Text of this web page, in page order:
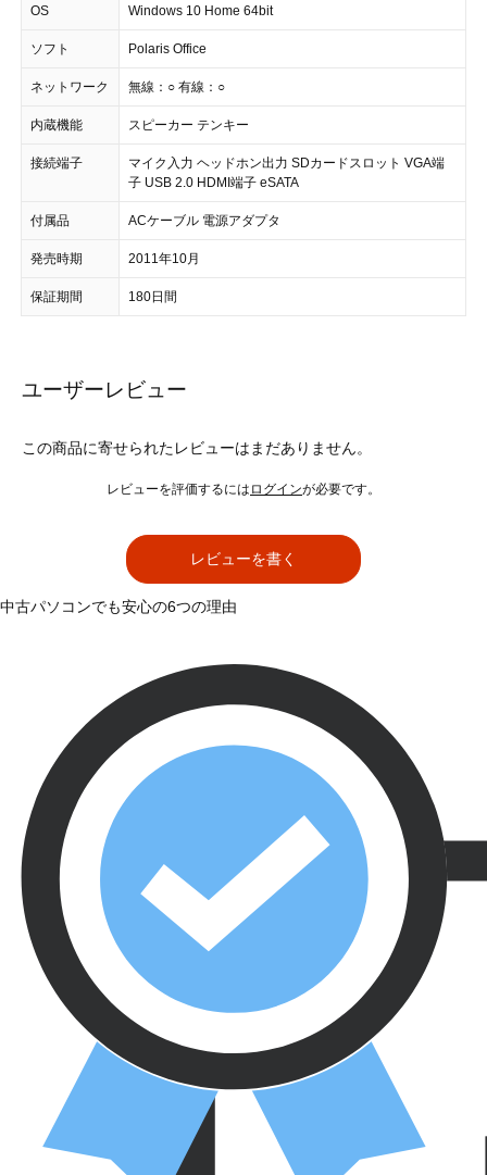
OS Windows 10 Home 64bit
ソフト Polaris Office
ネットワーク 無線：○ 有線：○
内蔵機能 スピーカー テンキー
接続端子
マイク入力 ヘッドホン出力 SDカードスロット VGA端
子 USB 2.0 HDMI端子 eSATA
付属品 ACケーブル 電源アダプタ
発売時期 2011年10月
保証期間 180日間
ユーザーレビュー
この商品に寄せられたレビューはまだありません。
レビューを評価するには ログインが必要です。
レビューを書く
中古パソコンでも安心の6つの理由